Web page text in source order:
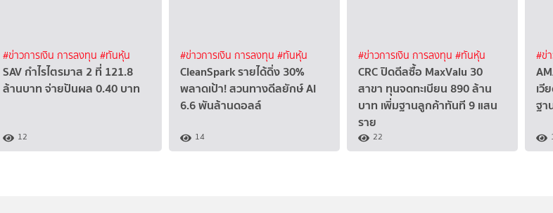
#ข่าวการเงิน การลงทุน #ทันหุ้น
SAV กำไรไตรมาส 2 ที่ 121.8
ล้านบาท จ่ายปันผล 0.40 บาท
12
#ข่าวการเงิน การลงทุน#ทันหุ้น
CleanSpark รายได้ดิ่ง 30%
พลาดเป้า! สวนทางดีลยักษ์ AI
6.6 พันล้านดอลล์
14
#ข่าวการเงิน การลงทุน#ทันหุ้น
CRC ปิดดีลซื้อ MaxValu 30
สาขา ทุนจดทะเบียน 890 ล้าน
บาท เพิ่มฐานลูกค้าทันที 9 แสน
ราย
22
#ข่
เวี
ฐ